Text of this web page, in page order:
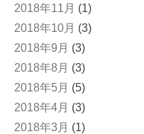
2018年11月 (1)
2018年10月 (3)
2018年9月 (3)
2018年8月 (3)
2018年5月 (5)
2018年4月 (3)
2018年3月 (1)